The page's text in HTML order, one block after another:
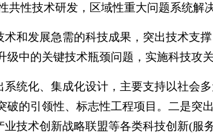
性技术研发，区域性重大问题系统解
和发展急需的科技成果，突出技术支
中的关键技术瓶颈问题，实施科技攻
统化、集成化设计，主要支持以社会
破的引领性、标志性工程项目。二是
技术创新战略联盟等各类科技创新(